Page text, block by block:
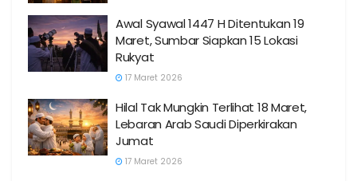
Awal Syawal 1447 H Ditentukan 19
Maret, Sumbar Siapkan 15 Lokasi
Rukyat
17 Maret 2026
Hilal Tak Mungkin Terlihat 18 Maret,
Lebaran Arab Saudi Diperkirakan
Jumat
17 Maret 2026